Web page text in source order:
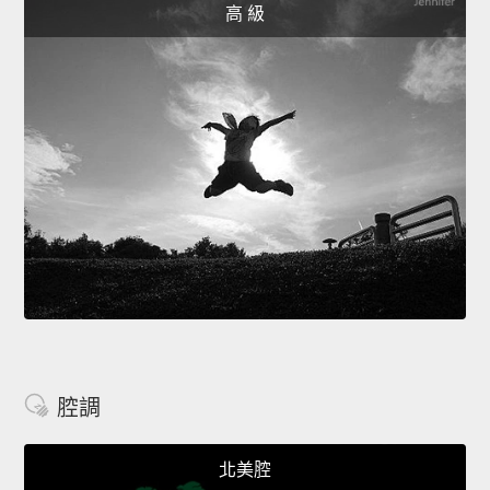
高 級
腔調
北美腔